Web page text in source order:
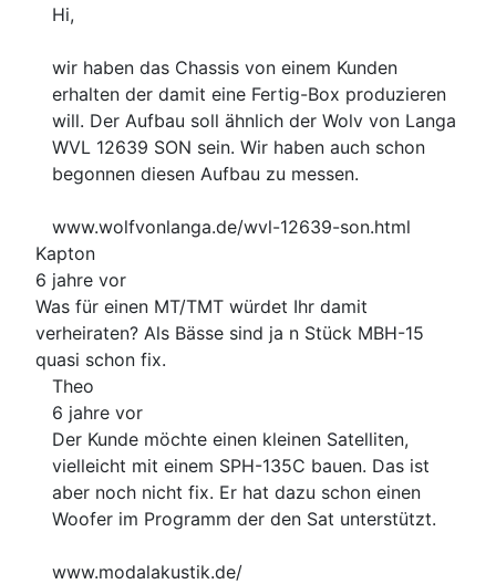
Hi,
wir haben das Chassis von einem Kunden
erhalten der damit eine Fertig-Box produzieren
will. Der Aufbau soll ähnlich der Wolv von Langa
WVL 12639 SON sein. Wir haben auch schon
begonnen diesen Aufbau zu messen.
www.wolfvonlanga.de/wvl-12639-son.html
Kapton
6 jahre vor
Was für einen MT/TMT würdet Ihr damit
verheiraten? Als Bässe sind ja n Stück MBH-15
quasi schon fix.
Theo
6 jahre vor
Der Kunde möchte einen kleinen Satelliten,
vielleicht mit einem SPH-135C bauen. Das ist
aber noch nicht fix. Er hat dazu schon einen
Woofer im Programm der den Sat unterstützt.
www.modalakustik.de/